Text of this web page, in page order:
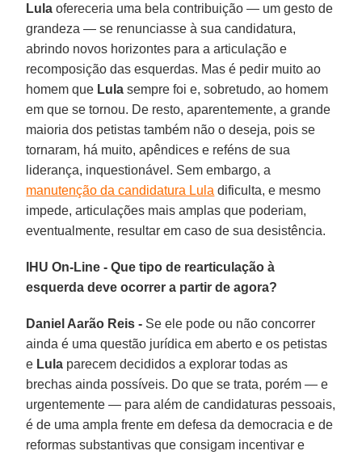
Lula ofereceria uma bela contribuição — um gesto de
grandeza — se renunciasse à sua candidatura,
abrindo novos horizontes para a articulação e
recomposição das esquerdas. Mas é pedir muito ao
homem que Lula sempre foi e, sobretudo, ao homem
em que se tornou. De resto, aparentemente, a grande
maioria dos petistas também não o deseja, pois se
tornaram, há muito, apêndices e reféns de sua
liderança, inquestionável. Sem embargo, a
manutenção da candidatura Lula dificulta, e mesmo
impede, articulações mais amplas que poderiam,
eventualmente, resultar em caso de sua desistência.
IHU On-Line - Que tipo de rearticulação à
esquerda deve ocorrer a partir de agora?
Daniel Aarão Reis - Se ele pode ou não concorrer
ainda é uma questão jurídica em aberto e os petistas
e Lula parecem decididos a explorar todas as
brechas ainda possíveis. Do que se trata, porém — e
urgentemente — para além de candidaturas pessoais,
é de uma ampla frente em defesa da democracia e de
reformas substantivas que consigam incentivar e